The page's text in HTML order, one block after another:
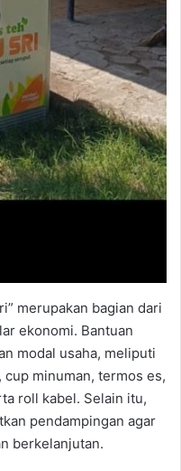
merupakan bagian dari
ekonomi. Bantuan
modal usaha, meliputi
minuman, termos es,
roll kabel. Selain itu,
pendampingan agar
berkelanjutan.